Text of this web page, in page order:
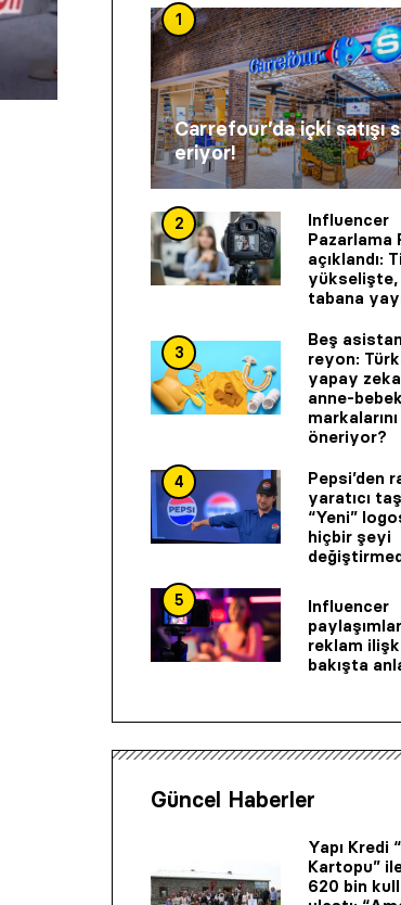
1
Carrefour’da içki satışı
eriyor!
2
Influencer
Pazarlama
açıklandı:
yükselişte,
tabana
3
Beş
reyon:
yapay
anne-bebek
markalarını
öneriyor?
4
Pepsi’den
yaratıcı
“Yeni”
hiçbir şeyi
5
Influencer
reklam
bakışta
Güncel Haberler
Yapı Kredi
Kartopu”
620 bin